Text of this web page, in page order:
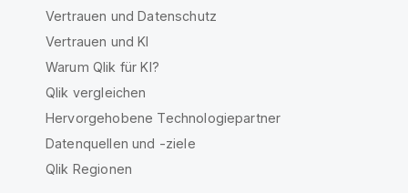
Vertrauen und Datenschutz
Vertrauen und KI
Warum Qlik für KI?
Qlik vergleichen
Hervorgehobene Technologiepartner
Datenquellen und -ziele
Qlik Regionen